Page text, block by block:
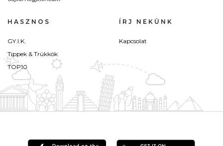
HASZNOS
GY.I.K.
Tippek & Trükkök
TOP10
ÍRJ NEKÜNK
Kapcsolat